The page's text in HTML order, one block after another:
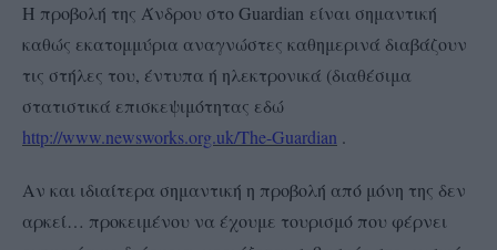
Η προβολή της Άνδρου στοGuardian είναι σημαντική
καθώς εκατομμύρια αναγνώστες καθημερινά διαβάζουν
τις στήλες του, έντυπα ή ηλεκτρονικά (διαθέσιμα
στατιστικά επισκεψιμότητας εδώ
http://www.newsworks.org.uk/The-Guardian .
Αν και ιδιαίτερα σημαντική η προβολή από μόνη της δεν
αρκεί… προκειμένου να έχουμε τουρισμό που φέρνει